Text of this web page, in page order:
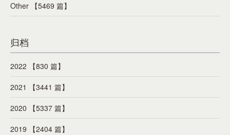
Other 【5469 篇】
归档
2022 【830 篇】
2021 【3441 篇】
2020 【5337 篇】
2019 【2404 篇】